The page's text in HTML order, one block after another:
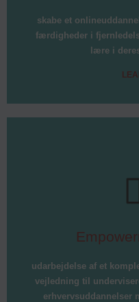
skabe et
færdigheder i
lære i
udarbejdelse af et
vejledning til
erhvervsuddannelser